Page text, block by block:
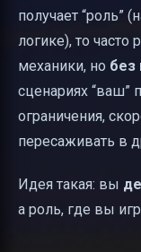
получает “роль”
логике), то часто
механики, но без
сценариях “ваш”
ограничения,
пересаживать в
Идея такая: вы
а роль, где вы